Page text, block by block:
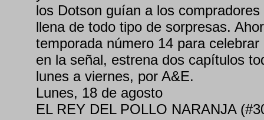
los Dotson guían a los
llena de todo tipo de sorpresas.
temporada número 14 para
en la señal, estrena dos capítulos
lunes a viernes, por A&E.
Lunes, 18 de agosto
EL REY DEL POLLO NARANJA